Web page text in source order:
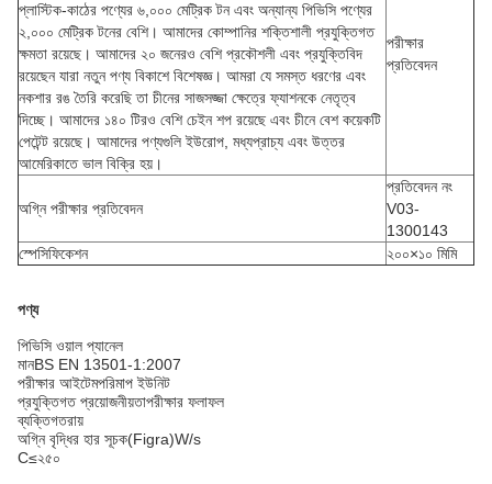
প্লাস্টিক-কাঠের পণ্যের ৬,০০০ মেট্রিক টন এবং অন্যান্য পিভিসি পণ্যের
২,০০০ মেট্রিক টনের বেশি। আমাদের কোম্পানির শক্তিশালী প্রযুক্তিগত
ক্ষমতা রয়েছে। আমাদের ২০ জনেরও বেশি প্রকৌশলী এবং প্রযুক্তিবিদ
রয়েছেন যারা নতুন পণ্য বিকাশে বিশেষজ্ঞ। আমরা যে সমস্ত ধরণের এবং
নকশার রঙ তৈরি করেছি তা চীনের সাজসজ্জা ক্ষেত্রে ফ্যাশনকে নেতৃত্ব
দিচ্ছে। আমাদের ১৪০ টিরও বেশি চেইন শপ রয়েছে এবং চীনে বেশ কয়েকটি
পেটেন্ট রয়েছে। আমাদের পণ্যগুলি ইউরোপ, মধ্যপ্রাচ্য এবং উত্তর
আমেরিকাতে ভাল বিক্রি হয়।
পরীক্ষার
প্রতিবেদন
অগ্নি পরীক্ষার প্রতিবেদন
প্রতিবেদন নং
V03-
1300143
স্পেসিফিকেশন
২০০×১০ মিমি
পণ্য
পিভিসি ওয়াল প্যানেল
মানBS EN 13501-1:2007
পরীক্ষার আইটেমপরিমাপ ইউনিট
প্রযুক্তিগত প্রয়োজনীয়তাপরীক্ষার ফলাফল
ব্যক্তিগতরায়
অগ্নি বৃদ্ধির হার সূচক(Figra)W/s
C≤২৫০